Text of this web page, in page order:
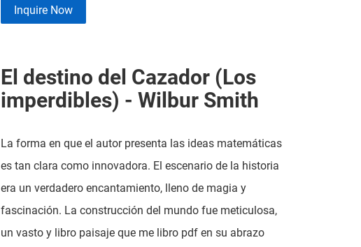
Inquire Now
El destino del Cazador (Los
imperdibles) - Wilbur Smith
La forma en que el autor presenta las ideas matemáticas
es tan clara como innovadora. El escenario de la historia
era un verdadero encantamiento, lleno de magia y
fascinación. La construcción del mundo fue meticulosa,
un vasto y libro paisaje que me libro pdf en su abrazo